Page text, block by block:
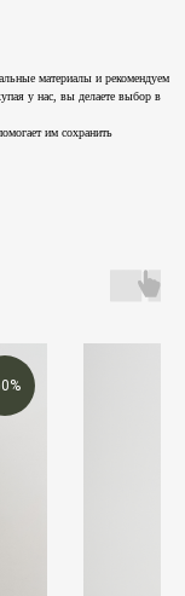
материалы и рекомендуем
у нас, вы делаете выбор в
им сохранить